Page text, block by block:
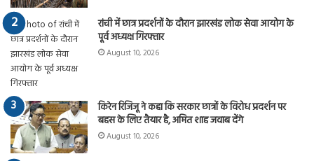
रांची में छात्र प्रदर्शनों के दौरान झारखंड लोक सेवा आयोग के
पूर्व अध्यक्ष गिरफ्तार
August 10, 2026
किरेन रिजिजू ने कहा कि सरकार छात्रों के विरोध प्रदर्शन पर
बहस के लिए तैयार है, अमित शाह जवाब देंगे
August 10, 2026